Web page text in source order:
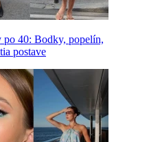
po 40: Bodky, popelín,
postave